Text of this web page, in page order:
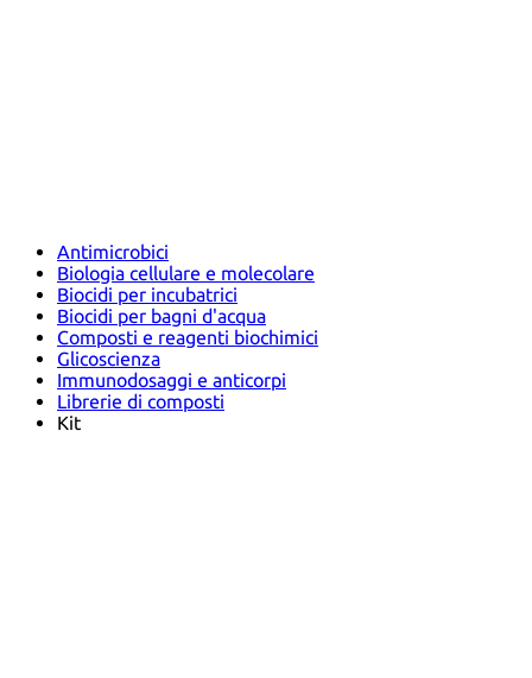
Antimicrobici
Biologia cellulare e molecolare
Biocidi per incubatrici
Biocidi per bagni d'acqua
Composti e reagenti biochimici
Glicoscienza
Immunodosaggi e anticorpi
Librerie di composti
Kit